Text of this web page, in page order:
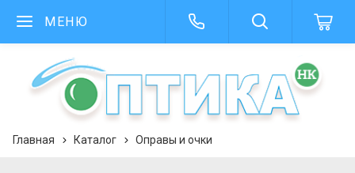
МЕНЮ
Главная Каталог Оправы и очки